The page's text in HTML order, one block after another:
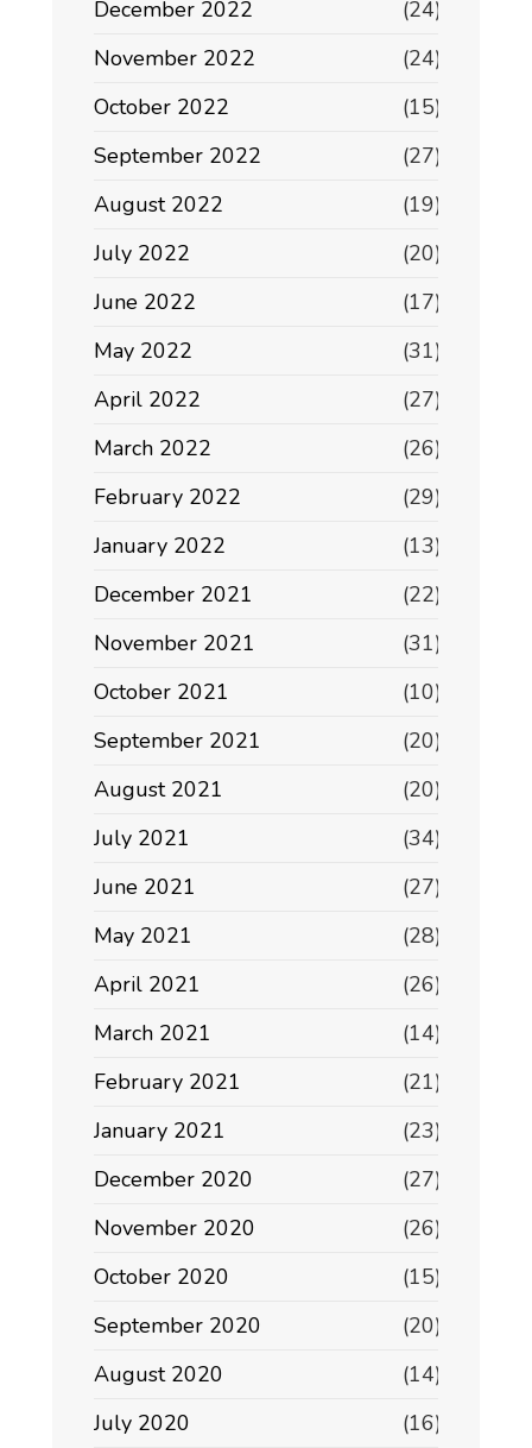
December 2022
(24)
November 2022
(24)
October 2022
(15)
September 2022
(27)
August 2022
(19)
July 2022
(20)
June 2022
(17)
May 2022
(31)
April 2022
(27)
March 2022
(26)
February 2022
(29)
January 2022
(13)
December 2021
(22)
November 2021
(31)
October 2021
(10)
September 2021
(20)
August 2021
(20)
July 2021
(34)
June 2021
(27)
May 2021
(28)
April 2021
(26)
March 2021
(14)
February 2021
(21)
January 2021
(23)
December 2020
(27)
November 2020
(26)
October 2020
(15)
September 2020
(20)
August 2020
(14)
July 2020
(16)